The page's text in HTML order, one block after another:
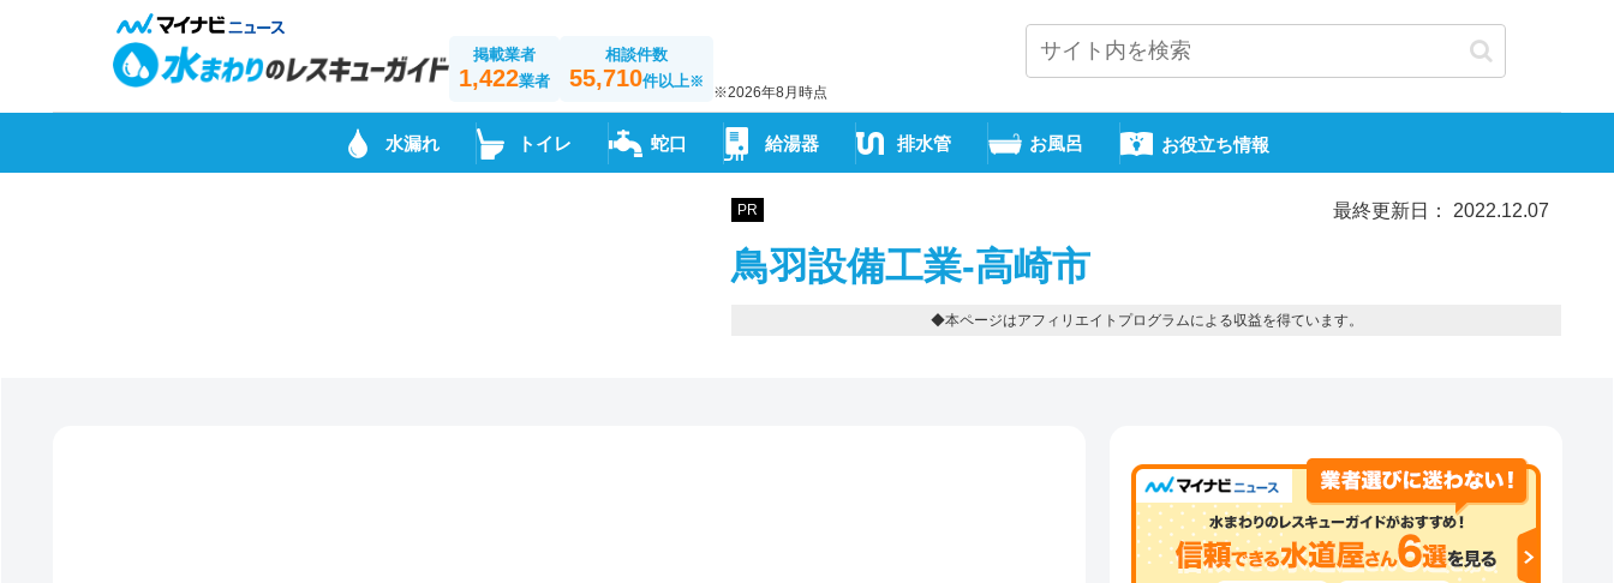
掲載業者
1,422業者
相談件数
55,710件以上※
※2026年8月時点
水漏れ トイレ 蛇口 給湯器 排水管 お風呂 お役立ち情報
PR 最終更新日： 2022.12.07
鳥羽設備工業-高崎市
◆本ページはアフィリエイトプログラムによる収益を得ています。